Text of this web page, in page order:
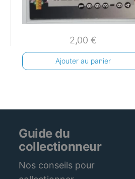
2,00 €
Ajouter au panier
Guide du
collectionneur
Nos conseils pour